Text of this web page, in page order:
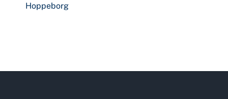
Hoppeborg